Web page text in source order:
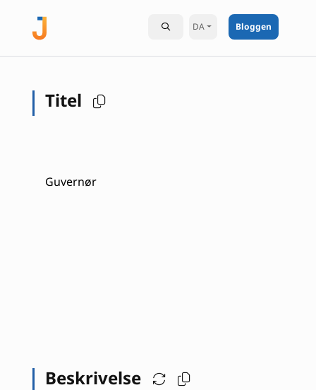
DA Bloggen
Titel
Guvernør
Beskrivelse